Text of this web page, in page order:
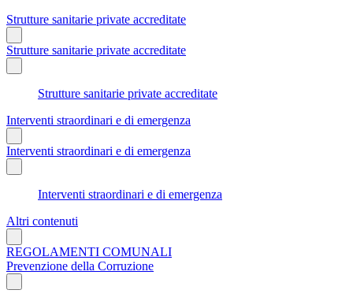
Strutture sanitarie private accreditate
Strutture sanitarie private accreditate
Strutture sanitarie private accreditate
Interventi straordinari e di emergenza
Interventi straordinari e di emergenza
Interventi straordinari e di emergenza
Altri contenuti
REGOLAMENTI COMUNALI
Prevenzione della Corruzione